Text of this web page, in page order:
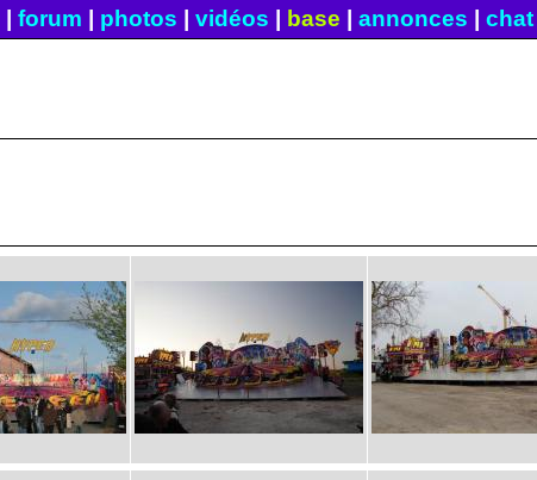
forum photos vidéos base annonces chat|